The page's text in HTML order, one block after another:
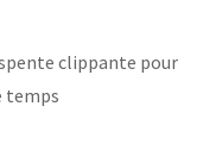
clippante pour
temps